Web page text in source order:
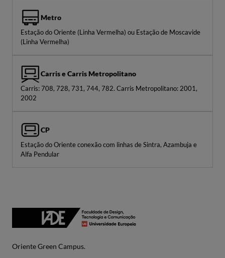
Metro
Estação do Oriente (Linha Vermelha) ou Estação de Moscavide
(Linha Vermelha)
Carris e Carris Metropolitano
Carris: 708, 728, 731, 744, 782. Carris Metropolitano: 2001,
2002
CP
Estação do Oriente conexão com linhas de Sintra, Azambuja e
Alfa Pendular
Oriente Green Campus.